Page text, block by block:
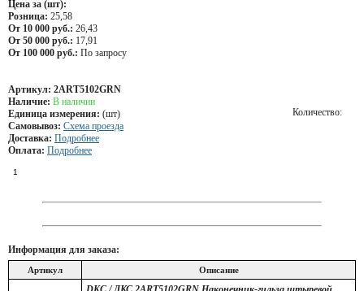
Цена за (шт):
Розница: 25,58
От 10 000 руб.: 26,43
От 50 000 руб.: 17,91
От 100 000 руб.: По запросу
Артикул: 2ART5102GRN
Наличие: В наличии
Единица измерения: (шт)
Самовывоз: Схема проезда
Доставка: Подробнее
Оплата: Подробнее
Количество:
Информация для заказа:
Артикул Описание